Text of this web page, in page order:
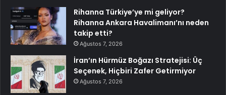
Rihanna Türkiye’ye mi geliyor?
Rihanna Ankara Havalimanı’nı neden
takip etti?
Ağustos 7, 2026
İran’ın Hürmüz Boğazı Stratejisi: Üç
Seçenek, Hiçbiri Zafer Getirmiyor
Ağustos 7, 2026